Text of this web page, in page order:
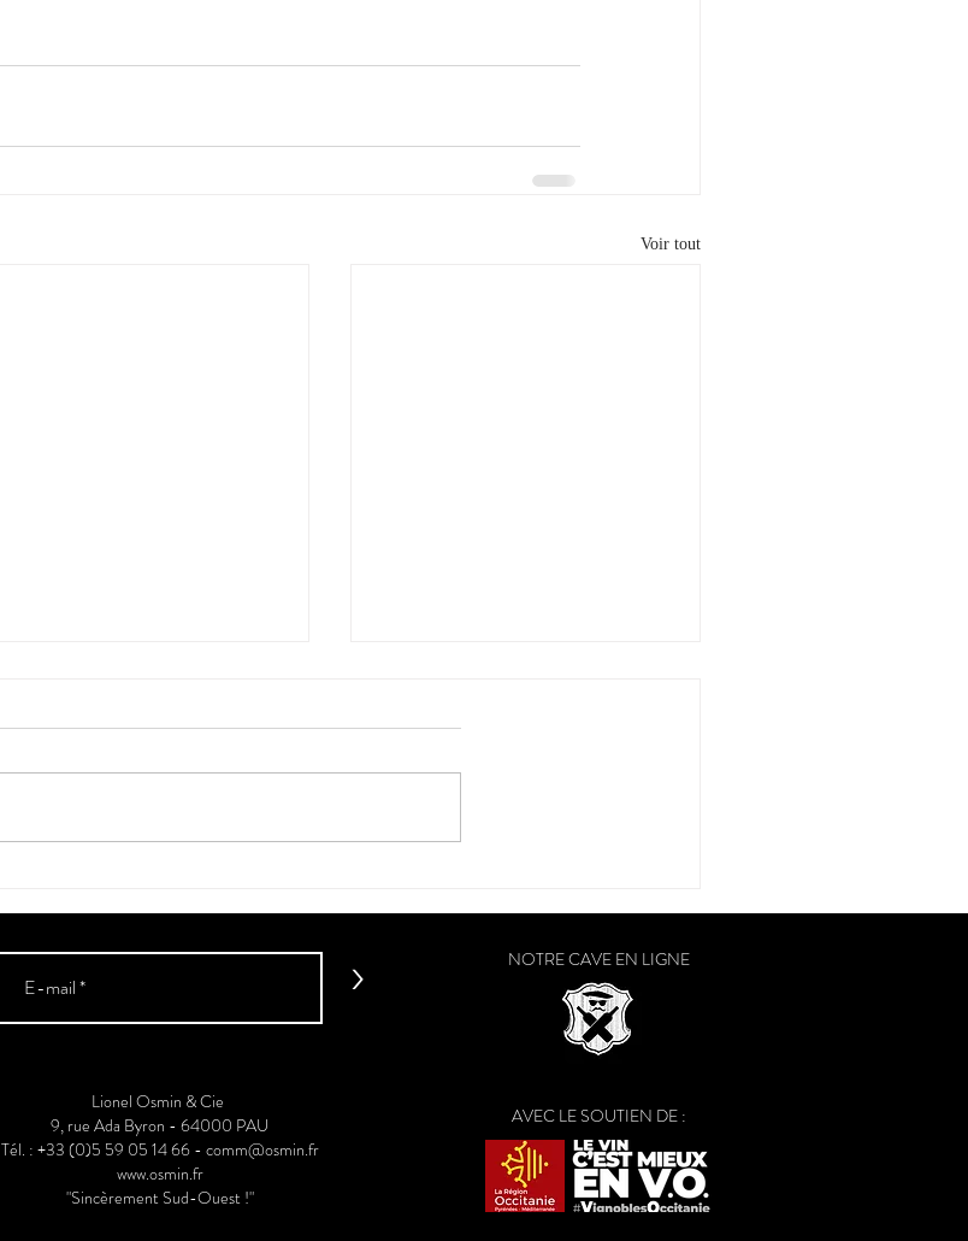
Voir tout
>
Lionel Osmin & Cie
9, rue Ada Byron - 64000 PAU
Tél. : +33 (0)5 59 05 14 66 - comm@osmin.fr
www.osmin.fr
"Sincèrement Sud-Ouest !"
NOTRE CAVE EN LIGNE
AVEC LE SOUTIEN DE :